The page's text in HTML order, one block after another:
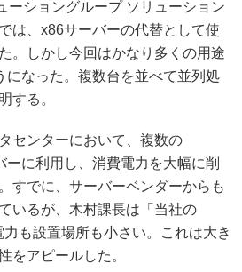
ショングループ ソリューション
は、x86サーバーの代替として使
。しかし今回はかなり多くの用途
なった。複数台を並べて並列処
する。
センターにおいて、複数の
に利用し、消費電力を大幅に削
すでに、サーバーベンダーからも
いるが、木村課長は「当社の
も設置場所も小さい。これは大き
をアピールした。